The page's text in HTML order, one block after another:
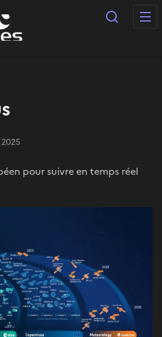
pour suivre en temps réel